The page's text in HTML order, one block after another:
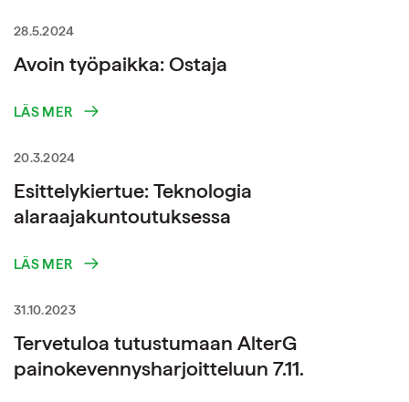
28.5.2024
Avoin työpaikka: Ostaja
LÄS MER
20.3.2024
Esittelykiertue: Teknologia
alaraajakuntoutuksessa
LÄS MER
31.10.2023
Tervetuloa tutustumaan AlterG
painokevennysharjoitteluun 7.11.